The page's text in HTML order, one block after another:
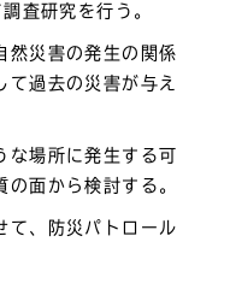
査研究を行う。
然災害の発生の関係
て過去の災害が与え
な場所に発生する可
面から検討する。
て、防災パトロール